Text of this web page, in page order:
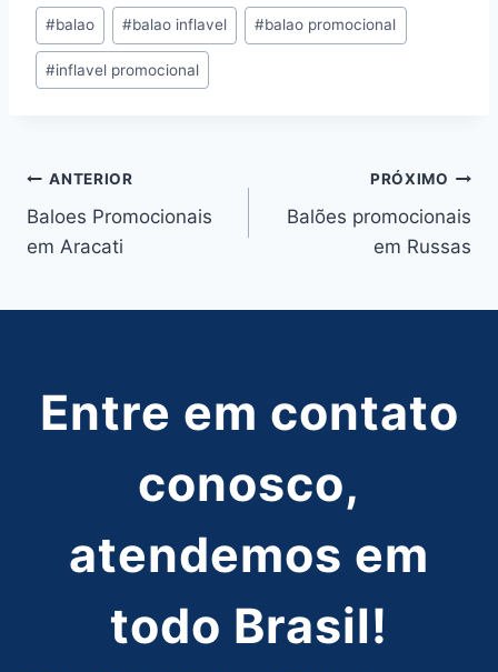
Tags
do
Post:
#balao #balao inflavel #balao promocional
#inflavel promocional
Navegação
de
ANTERIOR
Baloes Promocionais
em Aracati
PRÓXIMO
Balões promocionais
em Russas
Entre em contato
conosco,
atendemos em
todo Brasil!